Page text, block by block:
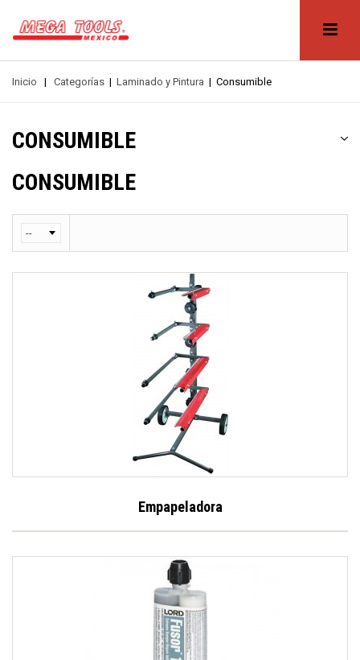
Inicio | Categorías | Laminado y Pintura | Consumible
CONSUMIBLE
CONSUMIBLE
Empapeladora